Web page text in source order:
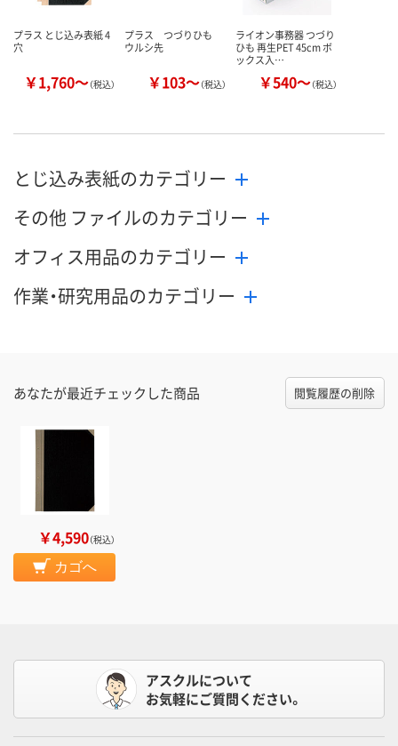
プラス とじ込み表紙 4
穴
￥1,760～（税込）
プラス つづりひも
ウルシ先
￥103～（税込）
ライオン事務器 つづり
ひも 再生PET 45cm ボ
ックス入…
￥540～（税込）
とじ込み表紙のカテゴリー
その他 ファイルのカテゴリー
オフィス用品のカテゴリー
作業・研究用品のカテゴリー
あなたが最近チェックした商品 閲覧履歴の削除
￥4,590（税込）
カゴへ
アスクルについて
お気軽にご質問ください。